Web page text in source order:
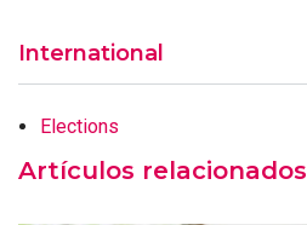
International
Elections
Artículos relacionados